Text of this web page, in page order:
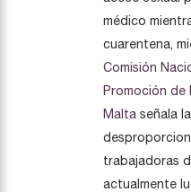
médico
cuarentena,
Comisión
Promoción de
Malta señala
trabajadoras
actualmente